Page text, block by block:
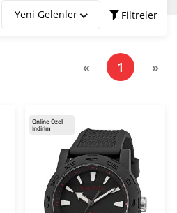
Yeni Gelenler Filtreler
« 1 (current)
»
Online Özel
İndirim